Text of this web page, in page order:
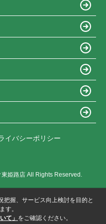
イバシーポリシー
姫路店 All Rights Reserved.
把握、サービス向上検討を目的と
す。
て」 をご確認ください。